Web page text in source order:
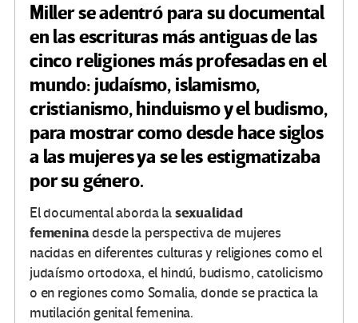
Miller se adentró para su documental
en las escrituras más antiguas de las
cinco religiones más profesadas en el
mundo: judaísmo, islamismo,
cristianismo, hinduismo y el budismo,
para mostrar como desde hace siglos
a las mujeres ya se les estigmatizaba
por su género.
El documental aborda lasexualidad
femeninadesde la perspectiva de mujeres
nacidas en diferentes culturas y religiones como el
judaísmo ortodoxa, el hindú, budismo, catolicismo
o en regiones como Somalia, donde se practica la
mutilación genital femenina.